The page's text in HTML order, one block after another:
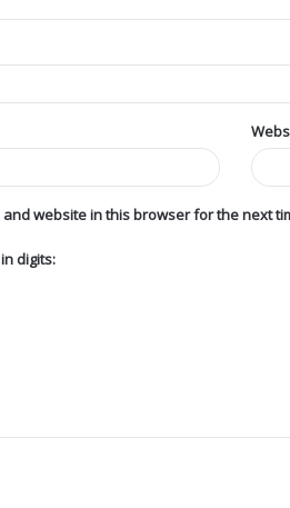
and website in this browser for the next
digits: